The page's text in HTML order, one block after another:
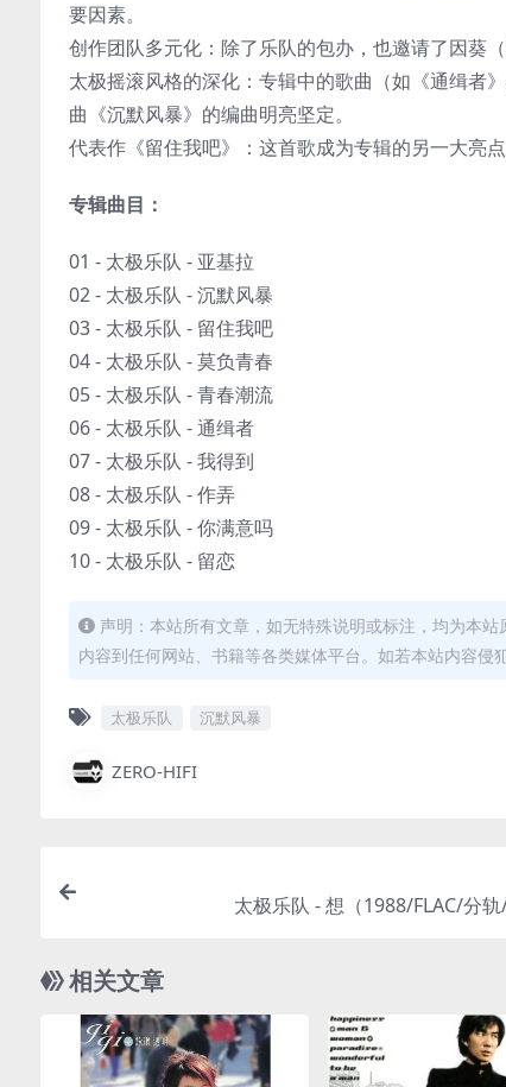
要因素。
创作团队多元化：除了乐队的包办，也邀请了因葵
太极摇滚风格的深化：专辑中的歌曲（如《通缉者
曲《沉默风暴》的编曲明亮坚定。
代表作《留住我吧》：这首歌成为专辑的另一大亮
专辑曲目：
01 - 太极乐队 - 亚基拉
02 - 太极乐队 - 沉默风暴
03 - 太极乐队 - 留住我吧
04 - 太极乐队 - 莫负青春
05 - 太极乐队 - 青春潮流
06 - 太极乐队 - 通缉者
07 - 太极乐队 - 我得到
08 - 太极乐队 - 作弄
09 - 太极乐队 - 你满意吗
10 - 太极乐队 - 留恋
声明：本站所有文章，如无特殊说明或标注，均为本
内容到任何网站、书籍等各类媒体平台。如若本站内容侵
太极乐队 沉默风暴
ZERO-HIFI
太极乐队 - 想（1988/FLAC/分轨
相关文章